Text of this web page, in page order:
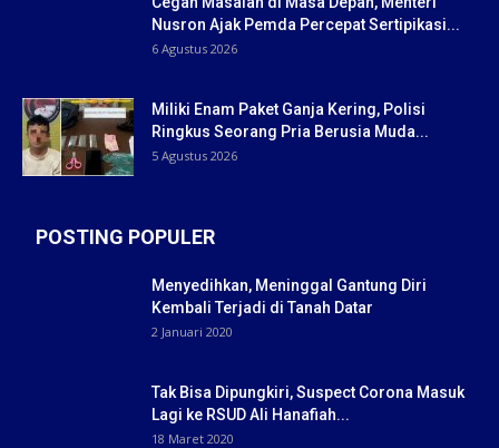
Nusron Ajak Pemda Percepat Sertipikasi...
6 Agustus 2026
Miliki Enam Paket Ganja Kering, Polisi
Ringkus Seorang Pria Berusia Muda...
5 Agustus 2026
POSTING POPULER
Menyedihkan, Meninggal Gantung Diri
Kembali Terjadi di Tanah Datar
2 Januari 2020
Tak Bisa Dipungkiri, Suspect Corona Masuk
Lagi ke RSUD Ali Hanafiah...
18 Maret 2020